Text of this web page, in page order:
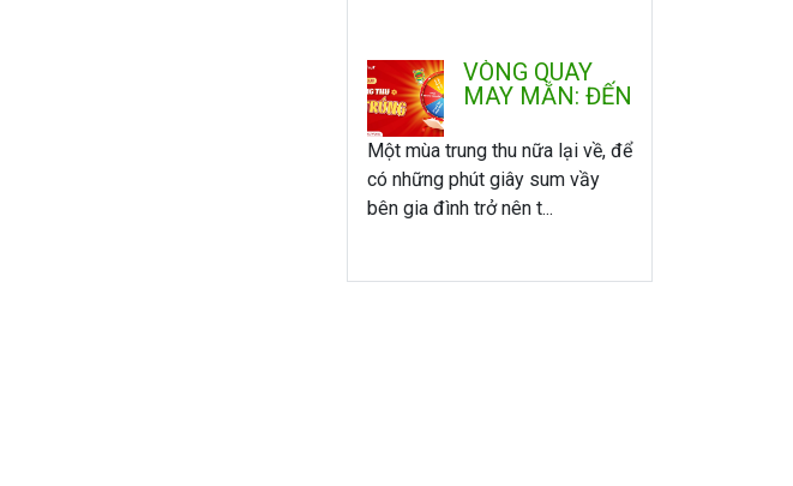
VÒNG QUAY
MAY MẮN: ĐẾN
TRUNG THU -
QUAY LÀ
TRÚNG
Một mùa trung thu nữa lại về, để
có những phút giây sum vầy
bên gia đình trở nên t...